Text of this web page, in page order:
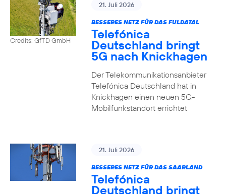
Credits: GfTD GmbH
21. Juli 2026
BESSERES NETZ FÜR DAS FULDATAL
Telefónica
Deutschland bringt
5G nach Knickhagen
Der Telekommunikationsanbieter
Telefónica Deutschland hat in
Knickhagen einen neuen 5G-
Mobilfunkstandort errichtet
21. Juli 2026
BESSERES NETZ FÜR DAS SAARLAND
Telefónica
Deutschland bringt